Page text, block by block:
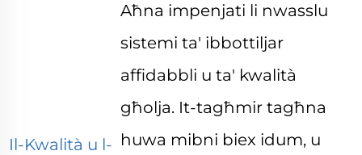
Il-Kwalità u l-
Aħna impenjati li nwasslu
sistemi ta' ibbottiljar
affidabbli u ta' kwalità
għolja. It-tagħmir tagħna
huwa mibni biex idum, u